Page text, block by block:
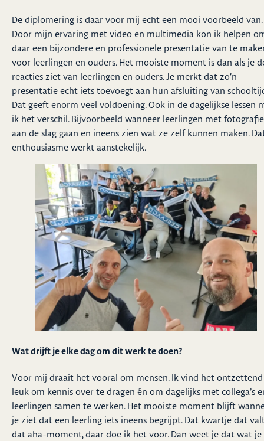
De diplomering is daar voor mij echt een mooi voorbeeld van.
Door mijn ervaring met video en multimedia kon ik helpen
daar een bijzondere en professionele presentatie van te
voor leerlingen en ouders. Het mooiste moment is dan als je
reacties ziet van leerlingen en ouders. Je merkt dat zo’n
presentatie echt iets toevoegt aan hun afsluiting van
Dat geeft enorm veel voldoening. Ook in de dagelijkse lessen
ik het verschil. Bijvoorbeeld wanneer leerlingen met fotografie
aan de slag gaan en ineens zien wat ze zelf kunnen maken.
enthousiasme werkt aanstekelijk.
Wat drijft je elke dag om dit werk te doen?
Voor mij draait het vooral om mensen. Ik vind het ontzettend
leuk om kennis over te dragen én om dagelijks met collega’s
leerlingen samen te werken. Het mooiste moment blijft
je ziet dat een leerling iets ineens begrijpt. Dat kwartje dat
dat aha-moment, daar doe ik het voor. Dan weet je dat wat je